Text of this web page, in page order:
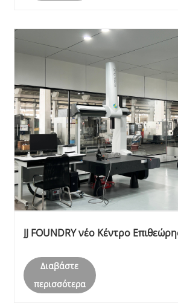
JJ FOUNDRY νέο Κέντρο
Διαβάστε
περισσότερα